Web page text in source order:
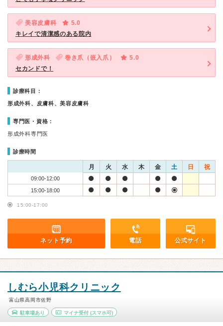
美容皮膚科
5.0
キレイで清潔感のある院内
形成外科 巻き爪（嵌入爪）
5.0
セカンドで！
診療科目：
形成外科、皮膚科、美容皮膚科
専門医・資格：
形成外科専門医
診療時間
月 火 水 木 金 土 日 祝
09:00-12:00
15:00-18:00
15:00-17:00
ネット予約 電話 公式サイト
しむら小児科クリニック
富山県高岡市佐野
駐車場あり マイナ受付(スマホ可)